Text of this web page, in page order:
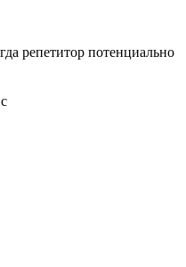
репетитор потенциально